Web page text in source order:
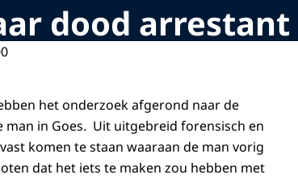
dood arrestant
het onderzoek afgerond naar de
man in Goes. Uit uitgebreid forensisch en
komen te staan waaraan de man vorig
dat het iets te maken zou hebben met